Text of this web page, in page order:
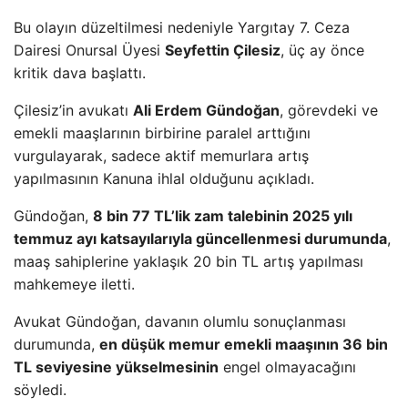
Bu olayın düzeltilmesi nedeniyle Yargıtay 7. Ceza
Dairesi Onursal Üyesi Seyfettin Çilesiz, üç ay önce
kritik dava başlattı.
Çilesiz’in avukatı Ali Erdem Gündoğan, görevdeki ve
emekli maaşlarının birbirine paralel arttığını
vurgulayarak, sadece aktif memurlara artış
yapılmasının Kanuna ihlal olduğunu açıkladı.
Gündoğan, 8 bin 77 TL’lik zam talebinin 2025 yılı
temmuz ayı katsayılarıyla güncellenmesi durumunda,
maaş sahiplerine yaklaşık 20 bin TL artış yapılması
mahkemeye iletti.
Avukat Gündoğan, davanın olumlu sonuçlanması
durumunda, en düşük memur emekli maaşının 36 bin
TL seviyesine yükselmesinin engel olmayacağını
söyledi.